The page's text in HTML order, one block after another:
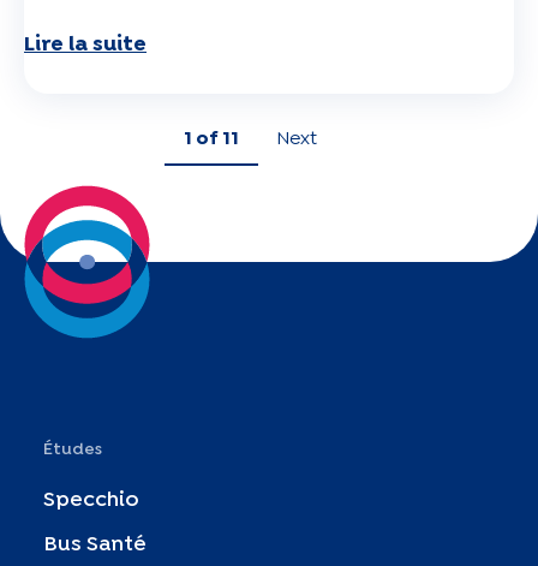
Lire la suite
1 of 11 Next
Études
Specchio
Bus Santé